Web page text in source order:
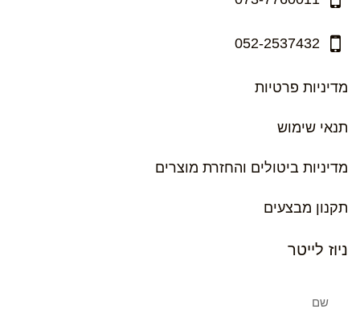
052-2537432
מדיניות פרטיות
תנאי שימוש
מדיניות ביטולים והחזרת מוצרים
תקנון מבצעים
ניוז לייטר